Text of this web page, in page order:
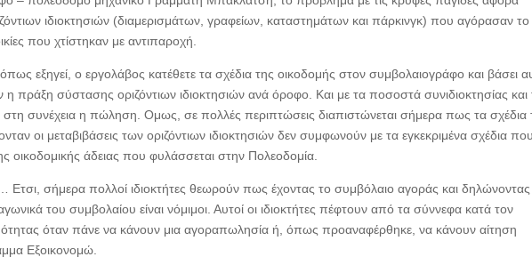
ιδιοκτησιών (διαμερισμάτων, γραφείων, καταστημάτων και πάρκινγκ) που αγόρασαν το
που χτίστηκαν με αντιπαροχή.
εξηγεί, ο εργολάβος κατέθετε τα σχέδια της οικοδομής στον συμβολαιογράφο και βάσει
πράξη σύστασης οριζόντιων ιδιοκτησιών ανά όροφο. Και με τα ποσοστά συνιδιοκτησίας και
στη συνέχεια η πώληση. Ομως, σε πολλές περιπτώσεις διαπιστώνεται σήμερα πως τα σχέδια
οι μεταβιβάσεις των οριζόντιων ιδιοκτησιών δεν συμφωνούν με τα εγκεκριμένα σχέδια
οικοδομικής άδειας που φυλάσσεται στην Πολεοδομία.
σήμερα πολλοί ιδιοκτήτες θεωρούν πως έχοντας το συμβόλαιο αγοράς και
του συμβολαίου είναι νόμιμοι. Αυτοί οι ιδιοκτήτες πέφτουν από τα σύννεφα κατά τον
όταν πάνε να κάνουν μια αγοραπωλησία ή, όπως προαναφέρθηκε, να κάνουν αίτηση
Εξοικονομώ.